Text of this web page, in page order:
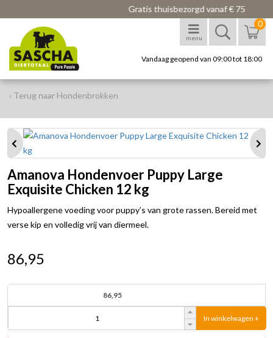
Gratis thuisbezorgd vanaf € 75
menu
0
Vandaag geopend van 09:00 tot 18:00
‹ Terug naar Hondenbrokken
Amanova Hondenvoer Puppy Large
Exquisite Chicken 12 kg
Hypoallergene voeding voor puppy’s van grote rassen. Bereid met
verse kip en volledig vrij van diermeel.
86,95
86,95
In winkelwagen +